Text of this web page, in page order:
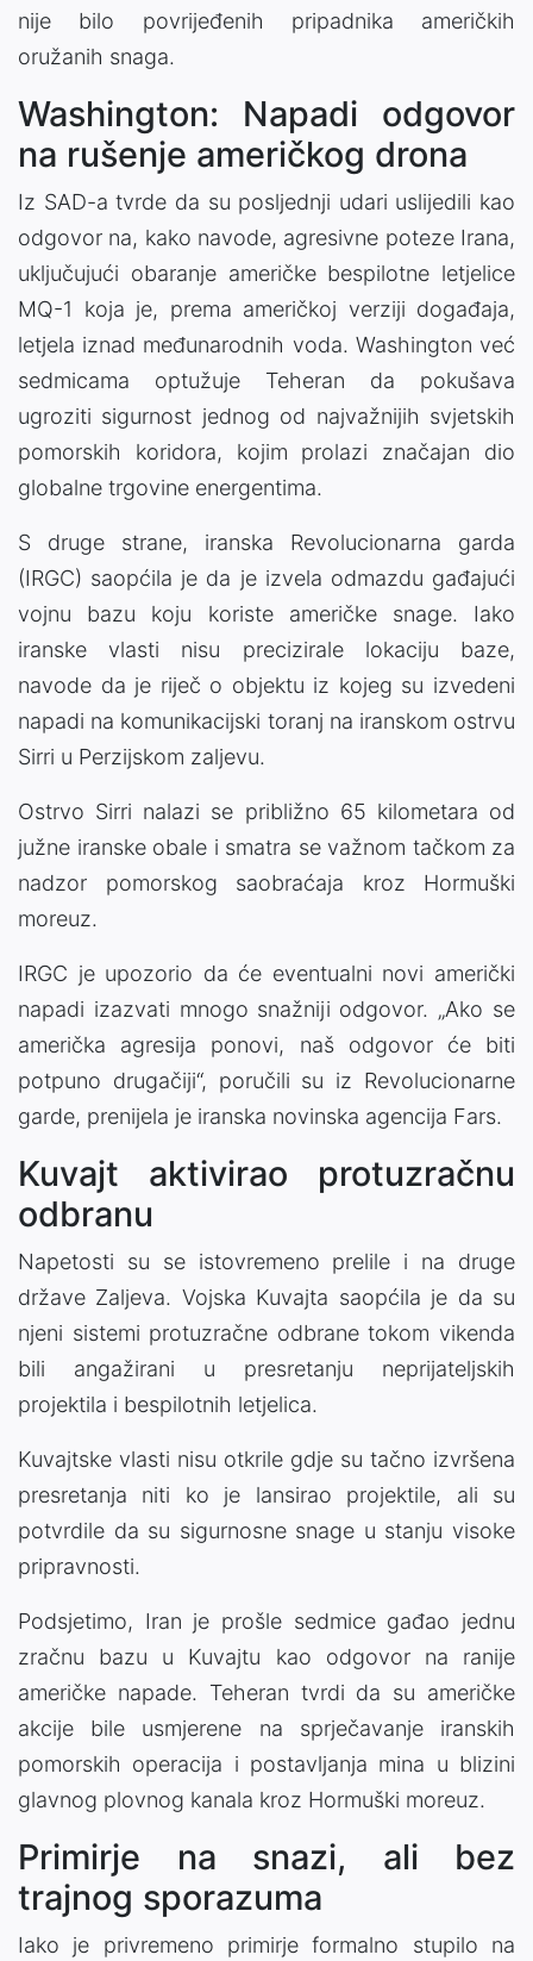
nije bilo povrijeđenih pripadnika američkih
oružanih snaga.
Washington: Napadi odgovor
na rušenje američkog drona
Iz SAD-a tvrde da su posljednji udari uslijedili kao
odgovor na, kako navode, agresivne poteze Irana,
uključujući obaranje američke bespilotne letjelice
MQ-1 koja je, prema američkoj verziji događaja,
letjela iznad međunarodnih voda. Washington već
sedmicama optužuje Teheran da pokušava
ugroziti sigurnost jednog od najvažnijih svjetskih
pomorskih koridora, kojim prolazi značajan dio
globalne trgovine energentima.
S druge strane, iranska Revolucionarna garda
(IRGC) saopćila je da je izvela odmazdu gađajući
vojnu bazu koju koriste američke snage. Iako
iranske vlasti nisu precizirale lokaciju baze,
navode da je riječ o objektu iz kojeg su izvedeni
napadi na komunikacijski toranj na iranskom ostrvu
Sirri u Perzijskom zaljevu.
Ostrvo Sirri nalazi se približno 65 kilometara od
južne iranske obale i smatra se važnom tačkom za
nadzor pomorskog saobraćaja kroz Hormuški
moreuz.
IRGC je upozorio da će eventualni novi američki
napadi izazvati mnogo snažniji odgovor. „Ako se
američka agresija ponovi, naš odgovor će biti
potpuno drugačiji“, poručili su iz Revolucionarne
garde, prenijela je iranska novinska agencija Fars.
Kuvajt aktivirao protuzračnu
odbranu
Napetosti su se istovremeno prelile i na druge
države Zaljeva. Vojska Kuvajta saopćila je da su
njeni sistemi protuzračne odbrane tokom vikenda
bili angažirani u presretanju neprijateljskih
projektila i bespilotnih letjelica.
Kuvajtske vlasti nisu otkrile gdje su tačno izvršena
presretanja niti ko je lansirao projektile, ali su
potvrdile da su sigurnosne snage u stanju visoke
pripravnosti.
Podsjetimo, Iran je prošle sedmice gađao jednu
zračnu bazu u Kuvajtu kao odgovor na ranije
američke napade. Teheran tvrdi da su američke
akcije bile usmjerene na sprječavanje iranskih
pomorskih operacija i postavljanja mina u blizini
glavnog plovnog kanala kroz Hormuški moreuz.
Primirje na snazi, ali bez
trajnog sporazuma
Iako je privremeno primirje formalno stupilo na